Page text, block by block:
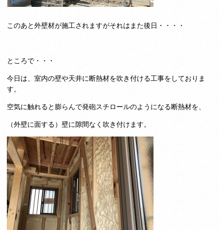
このあと外壁材が施工されますがそれはまた後日・・・・
ところで・・・
今日は、室内の壁や天井に断熱材を吹き付ける工事をしておりま
す。
空気に触れると膨らんで発砲スチロールのようになる断熱材を、
（外壁に面する）壁に隙間なく吹き付けます。